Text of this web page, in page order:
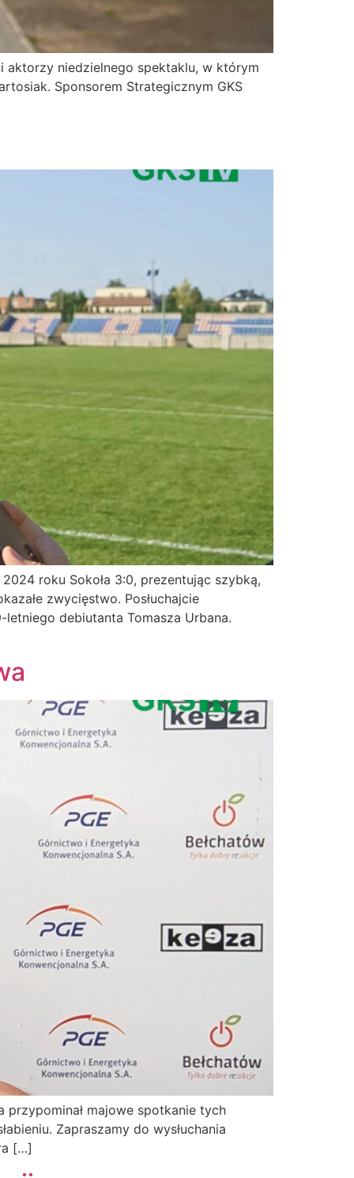
aktorzy niedzielnego spektaklu, w którym
Sponsorem Strategicznym GKS
roku Sokoła 3:0, prezentując szybką,
zwycięstwo. Posłuchajcie
debiutanta Tomasza Urbana.
przypominał majowe spotkanie tych
Zapraszamy do wysłuchania
[…]